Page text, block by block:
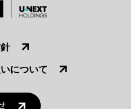
について